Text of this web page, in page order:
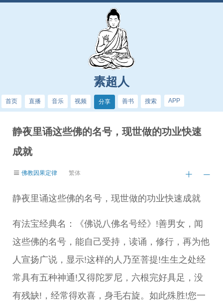
素超人
首页 直播 音乐 视频 分享 善书 搜索 APP
静夜里诵这些佛的名号，现世做的功业快速
成就
佛教因果定律 繁体
静夜里诵这些佛的名号，现世做的功业快速成就
有法宝经典名：《佛说八佛名号经》!善男女，闻
这些佛的名号，能自己受持，读诵，修行，再为他
人宣扬广说，显示!这样的人乃至菩提!生生之处经
常具有五种神通!又得陀罗尼，六根完好具足，没
有残缺!，经常得欢喜，身毛右旋。如此殊胜!您一